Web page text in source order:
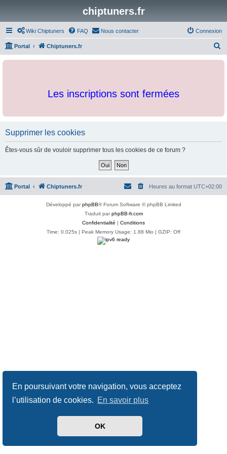
En poursuivant votre navigation, vous acceptez
l’utilisation de cookies. En savoir plus
OK
chiptuners.fr
Wiki Chiptuners FAQ Nous contacter Connexion
Portal Chiptuners.fr
c
e
Les inscriptions sont fermées
Supprimer les cookies
Êtes-vous sûr de vouloir supprimer tous les cookies de ce forum ?
Portal Chiptuners.fr Heures au format UTC+02:00
Développé parphpBB® Forum Software © phpBB Limited
Traduit parphpBB-fr.com
Confidentialité | Conditions
Time: 0.025s | Peak Memory Usage: 1.88 Mio | GZIP: Off